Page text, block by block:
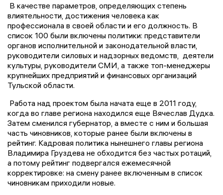
В качестве параметров, определяющих степень
влиятельности, достижения человека как
профессионала в своей области и его должность. В
список 100 были включены политики: представители
органов исполнительной и законодательной власти,
руководители силовых и надзорных ведомств, деятели
культуры, руководители СМИ, а также топ-менеджеры
крупнейших предприятий и финансовых организаций
Тульской области.
Работа над проектом была начата еще в 2011 году,
когда во главе региона находился еще Вячеслав Дудка.
Затем сменился губернатор, а вместе с ним и большая
часть чиновников, которые ранее были включены в
рейтинг. Кадровая политика нынешнего главы региона
Владимира Груздева не обходится без частых ротаций,
а потому рейтинг подвергался ежемесячной
корректировке: на смену ранее включенным в список
чиновникам приходили новые.